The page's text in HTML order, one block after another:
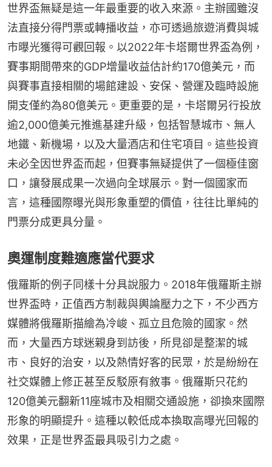
世界盃無疑是這一年最重要的收入來源。主辦國雖沒
法直接分得門票或轉播收益，亦可透過旅遊消費與城
市曝光獲得可觀回報。以2022年卡塔爾世界盃為例，
賽事期間帶來的GDP增量收益估計約170億美元，而
與賽事直接相關的場館建設、安保、營運及臨時設施
開支僅約為80億美元。更重要的是，卡塔爾另行投放
逾2,000億美元推進基建升級，包括智慧城市、無人
地鐵、新機場，以及大量酒店和住宅項目。這些投資
未必全因世界盃而起，但賽事無疑提供了一個極佳窗
口，讓發展成果一次過向全球展示。對一個國家而
言，這種國際曝光與形象重塑的價值，往往比單純的
門票分成更具分量。
奧運制度難適應當代要求
俄羅斯的例子同樣十分具說服力。2018年俄羅斯主辦
世界盃時，正值西方制裁與輿論壓力之下，不少西方
媒體將俄羅斯描繪為冷峻、孤立且危險的國家。然
而，大量西方球迷親身到訪後，所見卻是整潔的城
市、良好的治安，以及熱情好客的民眾，於是紛紛在
社交媒體上修正甚至反駁原有敘事。俄羅斯只花約
120億美元翻新11座城市及相關交通設施，卻換來國際
形象的明顯提升。這種以較低成本換取高曝光回報的
效果，正是世界盃最具吸引力之處。